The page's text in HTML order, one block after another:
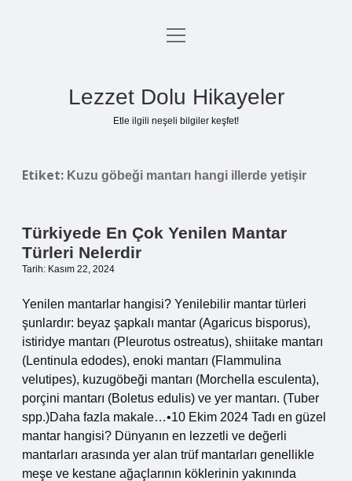
Anasayfa
menüyü
Lezzet Dolu Hikayeler
Etle ilgili neşeli bilgiler keşfet!
Etiket: Kuzu göbeği mantarı hangi illerde yetişir
Türkiyede En Çok Yenilen Mantar
Türleri Nelerdir
Tarih: Kasım 22, 2024
Yenilen mantarlar hangisi? Yenilebilir mantar türleri
şunlardır: beyaz şapkalı mantar (Agaricus bisporus),
istiridye mantarı (Pleurotus ostreatus), shiitake mantarı
(Lentinula edodes), enoki mantarı (Flammulina
velutipes), kuzugöbeği mantarı (Morchella esculenta),
porçini mantarı (Boletus edulis) ve yer mantarı. (Tuber
spp.)Daha fazla makale…•10 Ekim 2024 Tadı en güzel
mantar hangisi? Dünyanın en lezzetli ve değerli
mantarları arasında yer alan trüf mantarları genellikle
meşe ve kestane ağaçlarının köklerinin yakınında